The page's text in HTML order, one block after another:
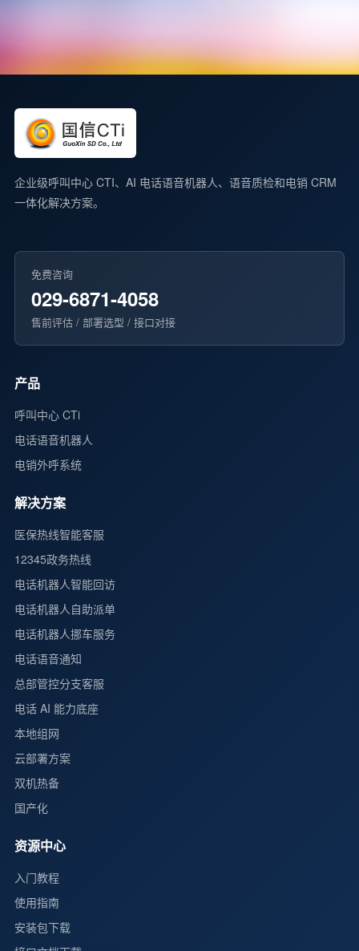
企业级呼叫中心 CTI、AI 电话语音机器人、语音质检和电销 CRM
一体化解决方案。
免费咨询
029-6871-4058
售前评估 / 部署选型 / 接口对接
产品
呼叫中心 CTi
电话语音机器人
电销外呼系统
解决方案
医保热线智能客服
12345政务热线
电话机器人智能回访
电话机器人自助派单
电话机器人挪车服务
电话语音通知
总部管控分支客服
电话 AI 能力底座
本地组网
云部署方案
双机热备
国产化
资源中心
入门教程
使用指南
安装包下载